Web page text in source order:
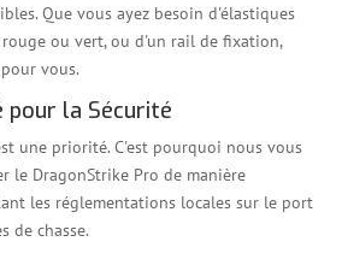
Que vous ayez besoin d'élastiques
rouge ou vert, ou d'un rail de fixation,
vous.
pour la Sécurité
une priorité. C'est pourquoi nous vous
le DragonStrike Pro de manière
les réglementations locales sur le port
de chasse.